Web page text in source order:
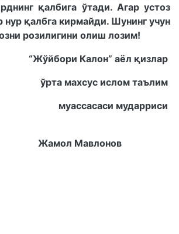
қалбига ўтади. Агар устоз
нур қалбга кирмайди. Шунинг учун
розилигини олиш лозим!
“Жўйбори Калон” аёл қизлар
ўрта махсус ислом таълим
муассасаси мударриси
Мавлонов